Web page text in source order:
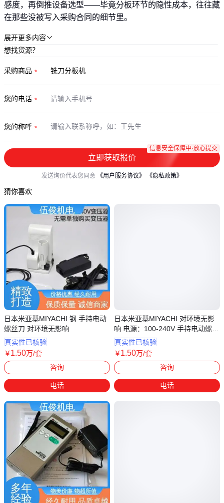
感度，再倒推设备选型——毕竟分板环节的隐性成本，往往藏
在那些没被写入采购合同的细节里。
展开更多内容
想找货源？
采购商品
您的电话
您的称呼
立即获取报价
信息安全保障中·放心提交
发送询价代表您同意 《用户服务协议》 《隐私政策》
猜你喜欢
日本米亚基MIYACHI 钢 手持电动
螺丝刀 对环境无影响
真实性已核验
￥1.50万/套
上海
咨询
电话
日本米亚基MIYACHI 对环境无影
响 电源：100-240V 手持电动螺丝
刀
真实性已核验
￥1.50万/套
上海
咨询
电话